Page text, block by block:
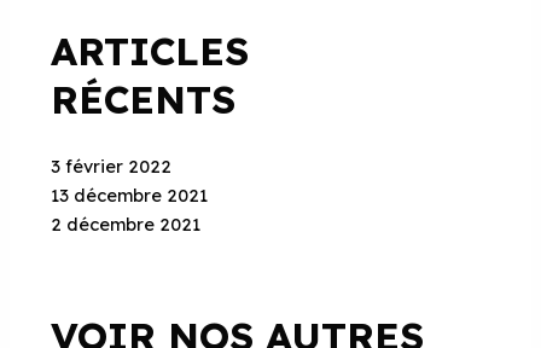
ARTICLES
RÉCENTS
3 février 2022
13 décembre 2021
2 décembre 2021
VOIR NOS AUTRES